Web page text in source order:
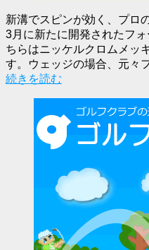
新溝でスピンが効く、プロ
3月に新たに開発されたフ
ちらはニッケルクロムメッ
す。ウェッジの場合、元々
続きを読む